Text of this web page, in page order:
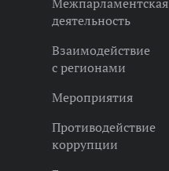
Межпарламентская
деятельность
Взаимодействие
с регионами
Мероприятия
Противодействие
коррупции